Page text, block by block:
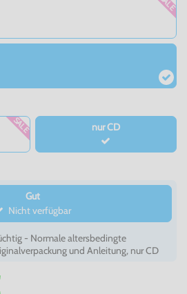
SALE nur CD
Gut
Nicht verfügbar
- Normale altersbedingte
und Anleitung, nur CD